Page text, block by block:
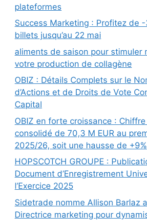
plateformes
Success Marketing : Profitez de
billets jusqu’au 22 mai
aliments de saison pour stimuler
votre production de collagène
OBIZ : Détails Complets sur le
d’Actions et de Droits de Vote
Capital
OBIZ en forte croissance : Chiffre
consolidé de 70,3 M EUR au
2025/26, soit une hausse de +9%
HOPSCOTCH GROUPE :
Document d’Enregistrement
l’Exercice 2025
Sidetrade nomme Allison Barlaz
Directrice marketing pour